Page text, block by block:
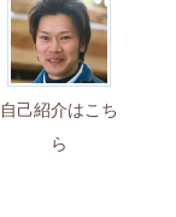
自己紹介はこち
ら